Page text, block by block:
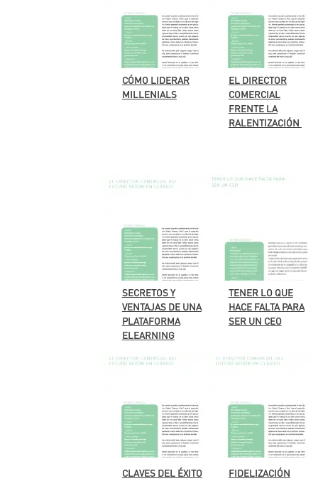
CÓMO LIDERAR
MILLENIALS
EL DIRECTOR
COMERCIAL
FRENTE LA
RALENTIZACIÓN
SECRETOS Y
VENTAJAS DE UNA
PLATAFORMA
ELEARNING
TENER LO QUE
HACE FALTA PARA
SER UN CEO
CLAVES DEL ÉXITO
FIDELIZACIÓN